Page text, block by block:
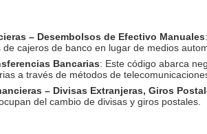
– Desembolsos de Efectivo Manuales
cajeros de banco en lugar de medios
Bancarias: Este código abarca
a través de métodos de
– Divisas Extranjeras, Giros
del cambio de divisas y giros postales.